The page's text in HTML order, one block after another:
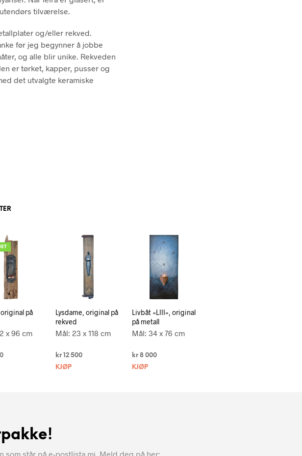
tilværelse.
og/eller rekved.
før jeg begynner å jobbe
og alle blir unike. Rekveden
er tørket, kapper, pusser og
det utvalgte keramiske
original på
x 96 cm
Lysdame, original på
rekved
Mål: 23 x 118 cm
kr12 500
KJØP
Livbåt «LIII», original
på metall
Mål: 34 x 76 cm
kr 8 000
KJØP
som står på e-postlista mi. Meld deg på her: